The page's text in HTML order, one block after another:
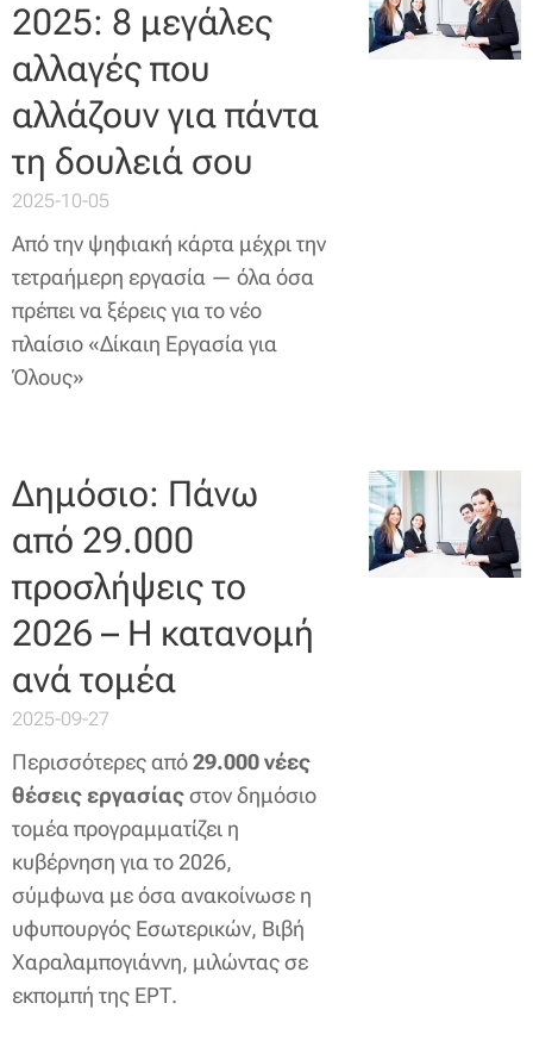
2025: 8 μεγάλες
αλλαγές που
αλλάζουν για πάντα
τη δουλειά σου
2025-10-05
Από την ψηφιακή κάρτα μέχρι την
τετραήμερη εργασία — όλα όσα
πρέπει να ξέρεις για το νέο
πλαίσιο «Δίκαιη Εργασία για
Όλους»
Δημόσιο: Πάνω
από 29.000
προσλήψεις το
2026 – Η κατανομή
ανά τομέα
2025-09-27
Περισσότερες από29.000 νέες
θέσεις εργασίαςστον δημόσιο
τομέα προγραμματίζει η
κυβέρνηση για το 2026,
σύμφωνα με όσα ανακοίνωσε η
υφυπουργός Εσωτερικών, Βιβή
Χαραλαμπογιάννη, μιλώντας σε
εκπομπή της ΕΡΤ.